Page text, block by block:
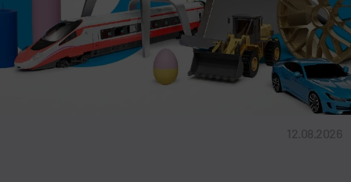
12.08.2026